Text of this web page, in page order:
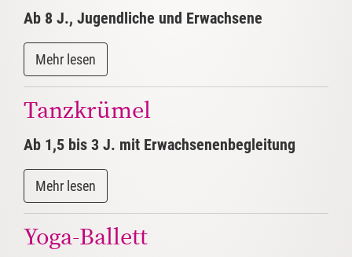
Ab 8 J., Jugendliche und Erwachsene
Tanzkrümel
Ab 1,5 bis 3 J. mit Erwachsenenbegleitung
Yoga-Ballett